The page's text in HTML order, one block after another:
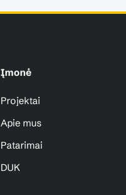
Įmonė
Projektai
Apie mus
Patarimai
DUK